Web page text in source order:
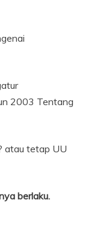
2003 Tentang
atau tetap UU
berlaku.